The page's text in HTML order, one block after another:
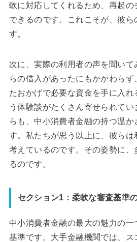
軟に対応してくれるため、再起
できるのです。これこそが、彼
す。
次に、実際の利用者の声を聞い
らの借入があったにもかかわらず
たおかげで必要な資金を手に入
う体験談がたくさん寄せられて
らも、中小消費者金融の持つ温か
す。私たちが思う以上に、彼らは
考えているのです。その姿勢に、
るのです。
セクション1：柔軟な審査基準
中小消費者金融の最大の魅力の
基準です。大手金融機関では、ス